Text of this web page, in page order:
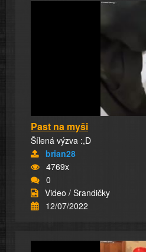
Past na myši
Šílená výzva :,D
brian28
4769x
0
Video / Srandičky
12/07/2022